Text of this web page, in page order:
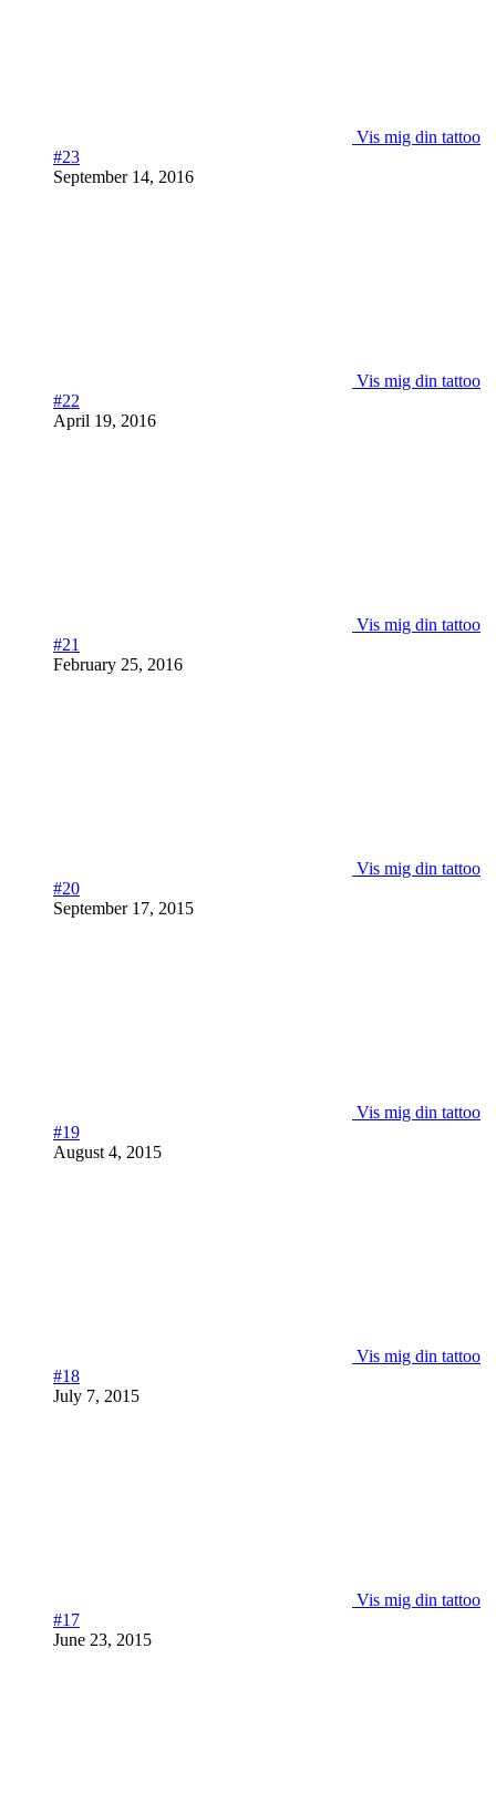
Vis mig din tattoo
#23
September 14, 2016
Vis mig din tattoo
#22
April 19, 2016
Vis mig din tattoo
#21
February 25, 2016
Vis mig din tattoo
#20
September 17, 2015
Vis mig din tattoo
#19
August 4, 2015
Vis mig din tattoo
#18
July 7, 2015
Vis mig din tattoo
#17
June 23, 2015